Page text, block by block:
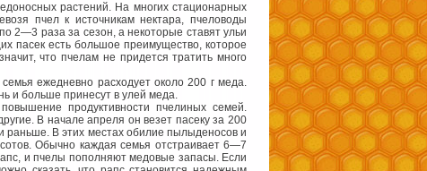
растений. На многих стационарных
пчел к источникам нектара, пчеловоды
2—3 раза за сезон, а некоторые ставят ульи
пасек есть большое преимущество, которое
что пчелам не придется тратить много
ежедневно расходует около 200 г меда.
и больше принесут в улей меда.
продуктивности пчелиных семей.
В начале апреля он везет пасеку за 200
раньше. В этих местах обилие пылыденосов и
Обычно каждая семья отстраивает 6—7
и пчелы пополняют медовые запасы. Если